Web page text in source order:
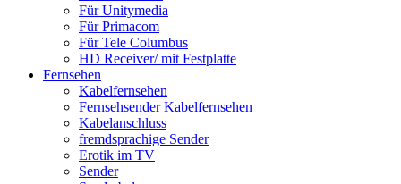
Für Unitymedia
Für Primacom
Für Tele Columbus
HD Receiver/ mit Festplatte
Fernsehen
Kabelfernsehen
Fernsehsender Kabelfernsehen
Kabelanschluss
fremdsprachige Sender
Erotik im TV
Sender